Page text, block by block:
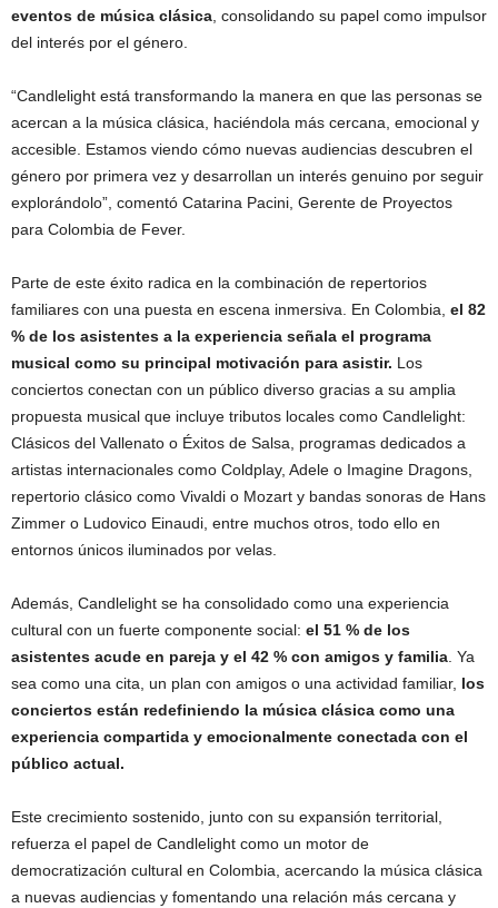
eventos de música clásica, consolidando su papel como impulsor
del interés por el género.
“Candlelight está transformando la manera en que las personas se
acercan a la música clásica, haciéndola más cercana, emocional y
accesible. Estamos viendo cómo nuevas audiencias descubren el
género por primera vez y desarrollan un interés genuino por seguir
explorándolo”, comentó Catarina Pacini, Gerente de Proyectos
para Colombia de Fever.
Parte de este éxito radica en la combinación de repertorios
familiares con una puesta en escena inmersiva. En Colombia, el 82
% de los asistentes a la experiencia señala el programa
musical como su principal motivación para asistir. Los
conciertos conectan con un público diverso gracias a su amplia
propuesta musical que incluye tributos locales como Candlelight:
Clásicos del Vallenato o Éxitos de Salsa, programas dedicados a
artistas internacionales como Coldplay, Adele o Imagine Dragons,
repertorio clásico como Vivaldi o Mozart y bandas sonoras de Hans
Zimmer o Ludovico Einaudi, entre muchos otros, todo ello en
entornos únicos iluminados por velas.
Además, Candlelight se ha consolidado como una experiencia
cultural con un fuerte componente social: el 51 % de los
asistentes acude en pareja y el 42 % con amigos y familia. Ya
sea como una cita, un plan con amigos o una actividad familiar, los
conciertos están redefiniendo la música clásica como una
experiencia compartida y emocionalmente conectada con el
público actual.
Este crecimiento sostenido, junto con su expansión territorial,
refuerza el papel de Candlelight como un motor de
democratización cultural en Colombia, acercando la música clásica
a nuevas audiencias y fomentando una relación más cercana y